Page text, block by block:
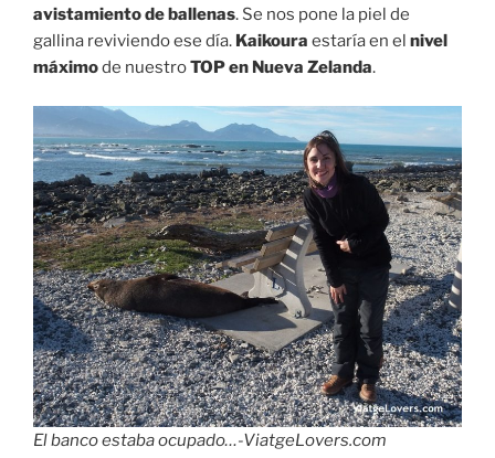
avistamiento de ballenas. Se nos pone la piel de
gallina reviviendo ese día. Kaikoura estaría en el nivel
máximode nuestroTOP en Nueva Zelanda.
El banco estaba ocupado…-ViatgeLovers.com